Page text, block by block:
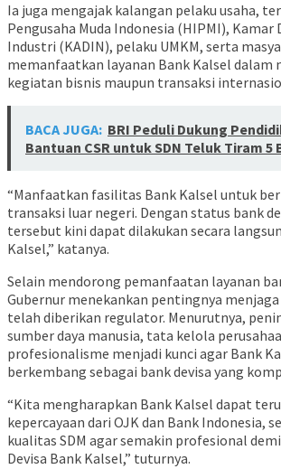
Ia juga mengajak kalangan pelaku usaha,
Pengusaha Muda Indonesia (HIPMI), Kamar
Industri (KADIN), pelaku UMKM, serta
memanfaatkan layanan Bank Kalsel dalam
kegiatan bisnis maupun transaksi
BACA JUGA: BRI Peduli Dukung
Bantuan CSR untuk SDN Teluk Tiram 5
“Manfaatkan fasilitas Bank Kalsel untuk
transaksi luar negeri. Dengan status bank
tersebut kini dapat dilakukan secara
Kalsel,” katanya.
Selain mendorong pemanfaatan layanan
Gubernur menekankan pentingnya menjaga
telah diberikan regulator. Menurutnya,
sumber daya manusia, tata kelola
profesionalisme menjadi kunci agar Bank
berkembang sebagai bank devisa yang
“Kita mengharapkan Bank Kalsel dapat
kepercayaan dari OJK dan Bank Indonesia,
kualitas SDM agar semakin profesional
Devisa Bank Kalsel,” tuturnya.